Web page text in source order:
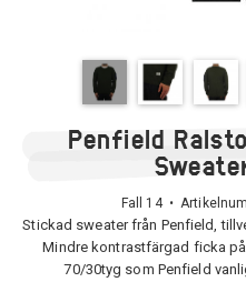
Penfield
Fall 14 •
Stickad sweater från Penfield,
Mindre kontrastfärgad ficka
70/30tyg som Penfield